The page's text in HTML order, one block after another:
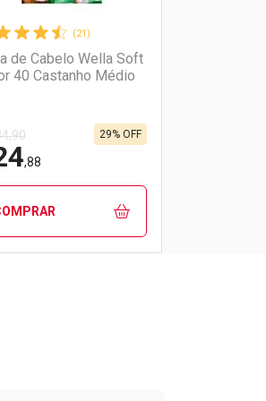
(21)
de Cabelo Wella Soft
40 Castanho Médio
,88
29% OFF